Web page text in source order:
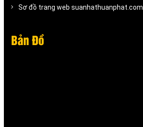
Sơ đồ trang web suanhathuanphat.com
Bản Đồ